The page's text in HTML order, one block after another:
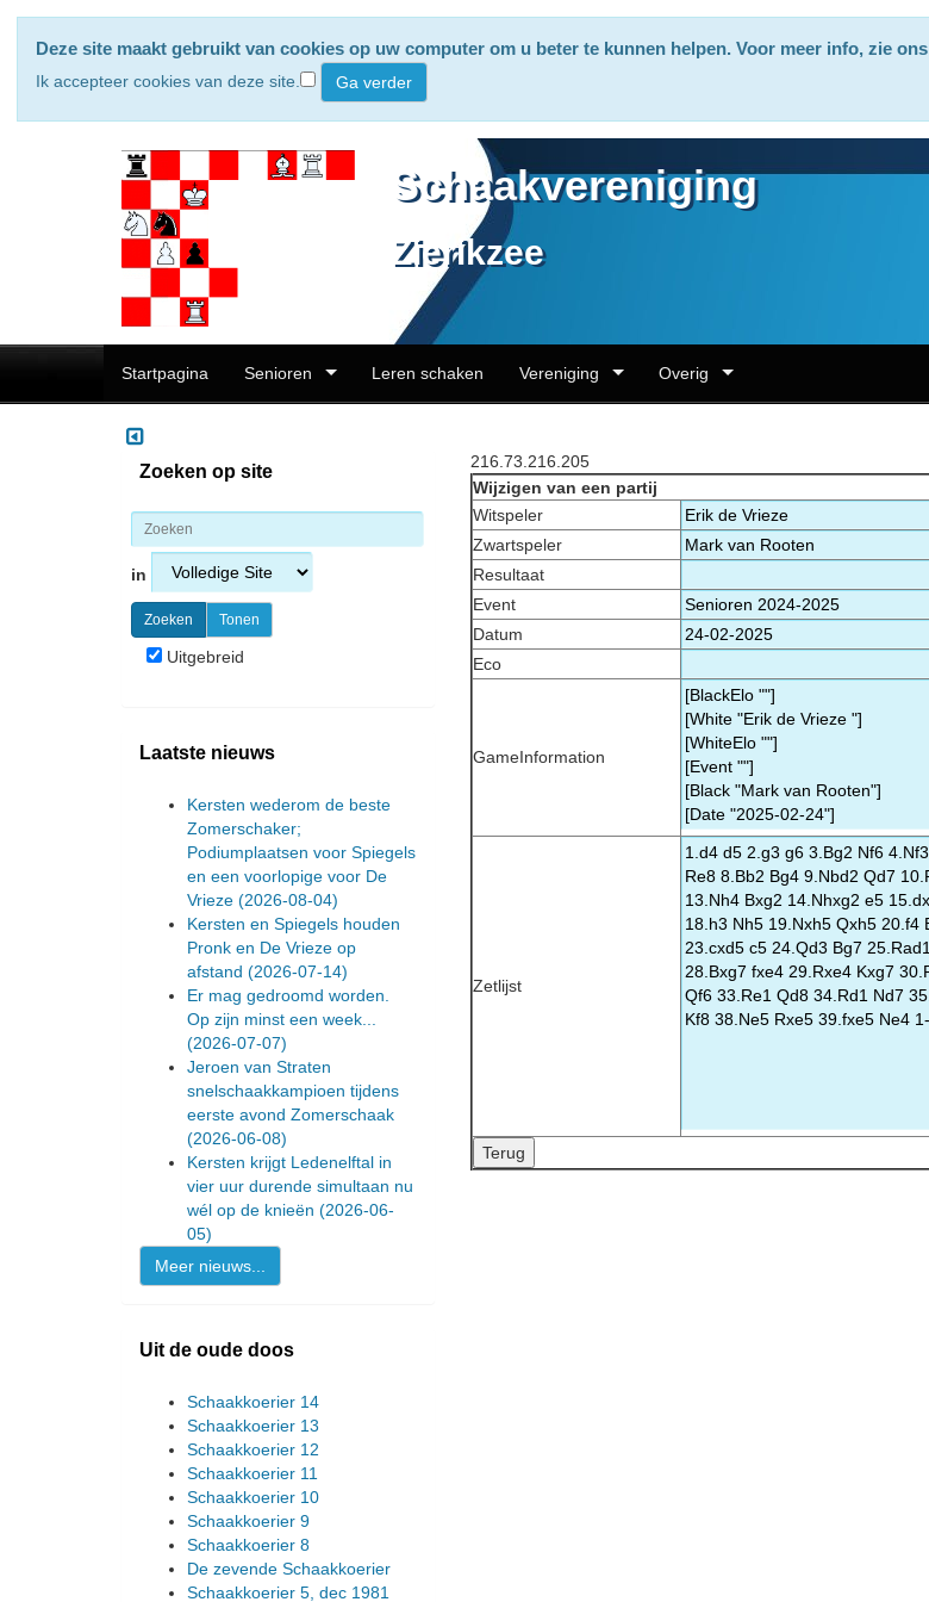
Deze site maakt gebruikt van cookies op uw computer om u beter te kunnen helpen. Voor meer info, zie ons
Ik accepteer cookies van deze site.
Schaakvereniging
Zierikzee
Startpagina Senioren Leren schaken Vereniging Overig
216.73.216.205
Wijzigen van een partij
Witspeler
Zwartspeler
Resultaat
Event
Datum
Eco
GameInformation
Zetlijst
Zoeken op site
in
Uitgebreid
Laatste nieuws
Kersten wederom de beste
Zomerschaker;
Podiumplaatsen voor Spiegels
en een voorlopige voor De
Vrieze (2026-08-04)
Kersten en Spiegels houden
Pronk en De Vrieze op
afstand (2026-07-14)
Er mag gedroomd worden.
Op zijn minst een week...
(2026-07-07)
Jeroen van Straten
snelschaakkampioen tijdens
eerste avond Zomerschaak
(2026-06-08)
Kersten krijgt Ledenelftal in
vier uur durende simultaan nu
wél op de knieën (2026-06-
05)
Meer nieuws...
Uit de oude doos
Schaakkoerier 14
Schaakkoerier 13
Schaakkoerier 12
Schaakkoerier 11
Schaakkoerier 10
Schaakkoerier 9
Schaakkoerier 8
De zevende Schaakkoerier
Schaakkoerier 5, dec 1981